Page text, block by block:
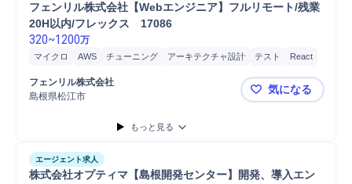
フェンリル株式会社【Webエンジニア】フルリモート/残業
20H以内/フレックス　17086
320~1200万
マイクロ AWS チューニング アーキテクチャ設計 テスト
React
Ruby on Rails
フェンリル株式会社
島根県松江市
フェンリル
気になる
もっと見る
エージェント求人
株式会社オプティマ【島根開発センター】開発、導入エン